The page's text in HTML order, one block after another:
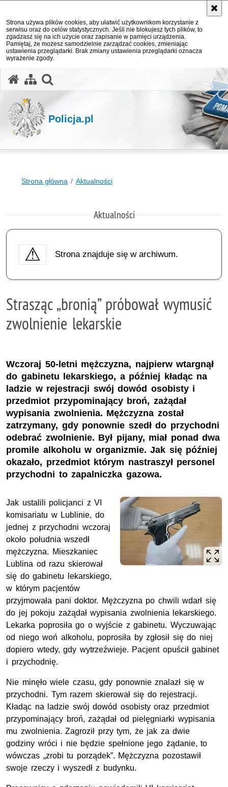
Strona używa plików cookies, aby ułatwić użytkownikom korzystanie z
serwisu oraz do celów statystycznych. Jeśli nie blokujesz tych plików, to
zgadzasz się na ich użycie oraz zapisanie w pamięci urządzenia.
Pamiętaj, że możesz samodzielnie zarządzać cookies, zmieniając
ustawienia przeglądarki. Brak zmiany ustawienia przeglądarki oznacza
wyrażenie zgody.
Policja.pl
Strona główna Aktualności
Aktualności
Strona znajduje się w archiwum.
Strasząc „bronią” próbował wymusić
zwolnienie lekarskie
Wczoraj 50-letni mężczyzna, najpierw wtargnął
do gabinetu lekarskiego, a później kładąc na
ladzie w rejestracji swój dowód osobisty i
przedmiot przypominający broń, zażądał
wypisania zwolnienia. Mężczyzna został
zatrzymany, gdy ponownie szedł do przychodni
odebrać zwolnienie. Był pijany, miał ponad dwa
promile alkoholu w organizmie. Jak się później
okazało, przedmiot którym nastraszył personel
przychodni to zapalniczka gazowa.
Jak ustalili policjanci z VI
komisariatu w Lublinie, do
jednej z przychodni wczoraj
około południa wszedł
mężczyzna. Mieszkaniec
Lublina od razu skierował
się do gabinetu lekarskiego,
w którym pacjentów
przyjmowała pani doktor. Mężczyzna po chwili wdarł się
do jej pokoju zażądał wypisania zwolnienia lekarskiego.
Lekarka poprosiła go o wyjście z gabinetu. Wyczuwając
od niego woń alkoholu, poprosiła by zgłosił się do niej
dopiero wtedy, gdy wytrzeźwieje. Pacjent opuścił gabinet
i przychodnię.
Nie minęło wiele czasu, gdy ponownie znalazł się w
przychodni. Tym razem skierował się do rejestracji.
Kładąc na ladzie swój dowód osobisty oraz przedmiot
przypominający broń, zażądał od pielęgniarki wypisania
mu zwolnienia. Zagroził przy tym, że jak za dwie
godziny wróci i nie będzie spełnione jego żądanie, to
wówczas „zrobi tu porządek”. Mężczyzna pozostawił
swoje rzeczy i wyszedł z budynku.